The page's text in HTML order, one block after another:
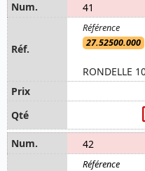
41
27.52500.000
RONDELLE
42